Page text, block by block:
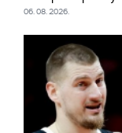
06. 08. 2026.